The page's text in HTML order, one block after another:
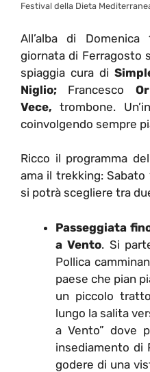
Festival della Dieta
All’alba di
giornata di Ferragosto
spiaggia cura di
Niglio; Francesco
Vece, trombone.
coinvolgendo sempre
Ricco il programma
ama il trekking: Sabato
si potrà scegliere tra
Passeggiata
a Vento. Si
Pollica
paese che pian
un piccolo
lungo la salita
a Vento” dove
insediamento di
godere di una